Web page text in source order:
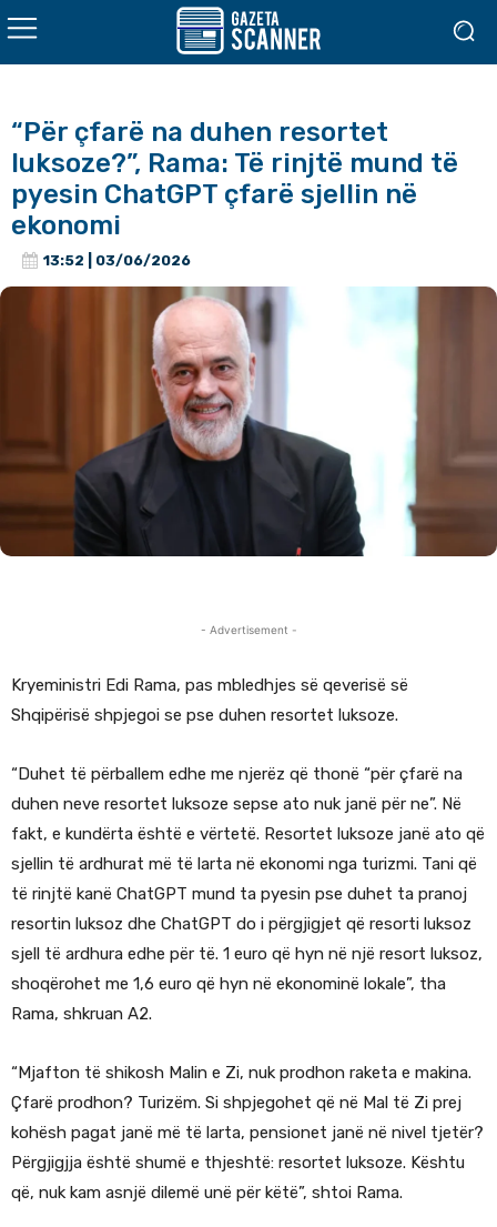
“Për çfarë na duhen resortet
luksoze?”, Rama: Të rinjtë mund të
pyesin ChatGPT çfarë sjellin në
ekonomi
13:52 | 03/06/2026
- Advertisement -
Kryeministri Edi Rama, pas mbledhjes së qeverisë së
Shqipërisë shpjegoi se pse duhen resortet luksoze.
“Duhet të përballem edhe me njerëz që thonë “për çfarë na
duhen neve resortet luksoze sepse ato nuk janë për ne”. Në
fakt, e kundërta është e vërtetë. Resortet luksoze janë ato që
sjellin të ardhurat më të larta në ekonomi nga turizmi. Tani që
të rinjtë kanë ChatGPT mund ta pyesin pse duhet ta pranoj
resortin luksoz dhe ChatGPT do i përgjigjet që resorti luksoz
sjell të ardhura edhe për të. 1 euro që hyn në një resort luksoz,
shoqërohet me 1,6 euro që hyn në ekonominë lokale”, tha
Rama, shkruan A2.
“Mjafton të shikosh Malin e Zi, nuk prodhon raketa e makina.
Çfarë prodhon? Turizëm. Si shpjegohet që në Mal të Zi prej
kohësh pagat janë më të larta, pensionet janë në nivel tjetër?
Përgjigjja është shumë e thjeshtë: resortet luksoze. Kështu
që, nuk kam asnjë dilemë unë për këtë”, shtoi Rama.